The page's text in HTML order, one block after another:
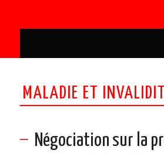
INSTANCES – ELU/ES CGT
VOS DROITS
MALADIE ET
Négociation sur la